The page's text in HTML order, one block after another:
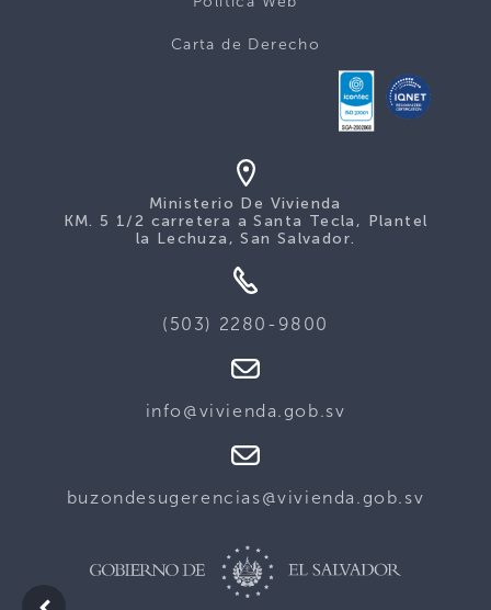
Carta de Derecho
Ministerio De Vivienda
KM. 5 1/2 carretera a Santa Tecla, Plantel
la Lechuza, San Salvador.
(503) 2280-9800
info@vivienda.gob.sv
buzondesugerencias@vivienda.gob.sv